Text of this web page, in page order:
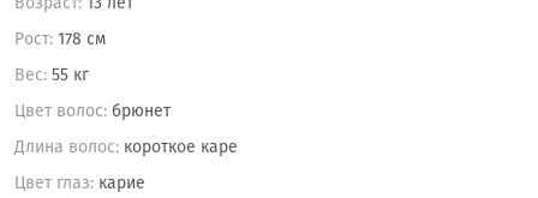
Рост: 178 см
Вес: 55 кг
Цвет волос: брюнет
Длина волос: короткое каре
Цвет глаз: карие